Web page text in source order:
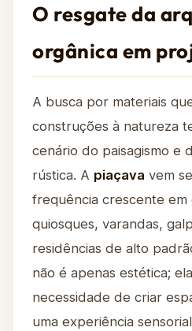
O resgate da
orgânica em
A busca por materiais
construções à natureza
cenário do paisagismo e
rústica. A piaçava vem
frequência crescente
quiosques, varandas,
residências de alto
não é apenas estética;
necessidade de criar
uma experiência